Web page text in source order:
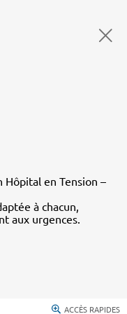
Hôpital en Tension –
à chacun,
aux urgences.
ACCÈS RAPIDES